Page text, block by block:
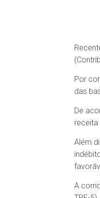
Por
das
De
receita
Além
A